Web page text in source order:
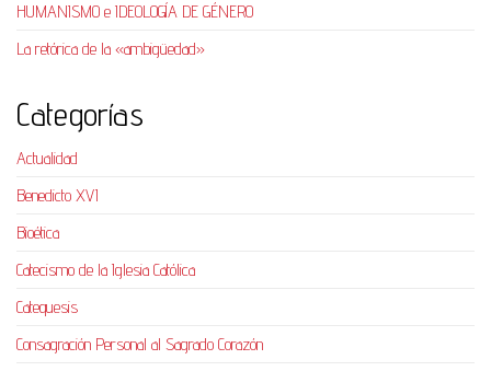
HUMANISMO e IDEOLOGÍA DE GÉNERO
La retórica de la «ambigüedad»
Categorías
Actualidad
Benedicto XVI
Bioética
Catecismo de la Iglesia Católica
Catequesis
Consagración Personal al Sagrado Corazón